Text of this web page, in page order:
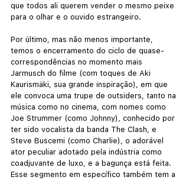
que todos ali querem vender o mesmo peixe
para o olhar e o ouvido estrangeiro.
Por último, mas não menos importante,
temos o encerramento do ciclo de quase-
correspondências no momento mais
Jarmusch do filme (com toques de Aki
Kaurismäki, sua grande inspiração), em que
ele convoca uma trupe de outsiders, tanto na
música como no cinema, com nomes como
Joe Strummer (como Johnny), conhecido por
ter sido vocalista da banda The Clash, e
Steve Buscemi (como Charlie), o adorável
ator peculiar adotado pela indústria como
coadjuvante de luxo, e a bagunça está feita.
Esse segmento em específico também tem a